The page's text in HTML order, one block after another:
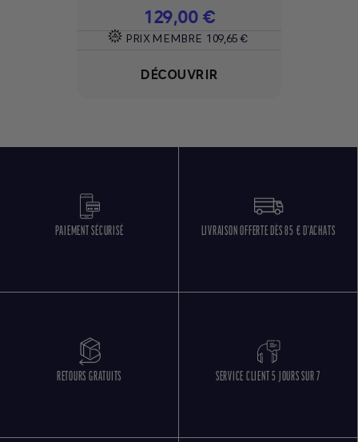
Prix
129,00 €
PRIX MEMBRE 109,65 €
DÉCOUVRIR
PAIEMENT SÉCURISÉ LIVRAISON OFFERTE DÈS 85 € D'ACHATS
RETOURS GRATUITS SERVICE CLIENT 5 JOURS SUR 7